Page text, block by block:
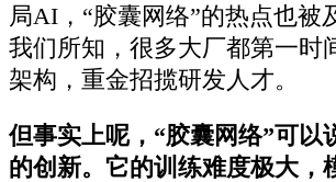
局AI，“胶囊网络”的热点也被
我们所知，很多大厂都第一时
架构，重金招揽研发人才。
但事实上呢，“胶囊网络”可以
的创新。它的训练难度极大，